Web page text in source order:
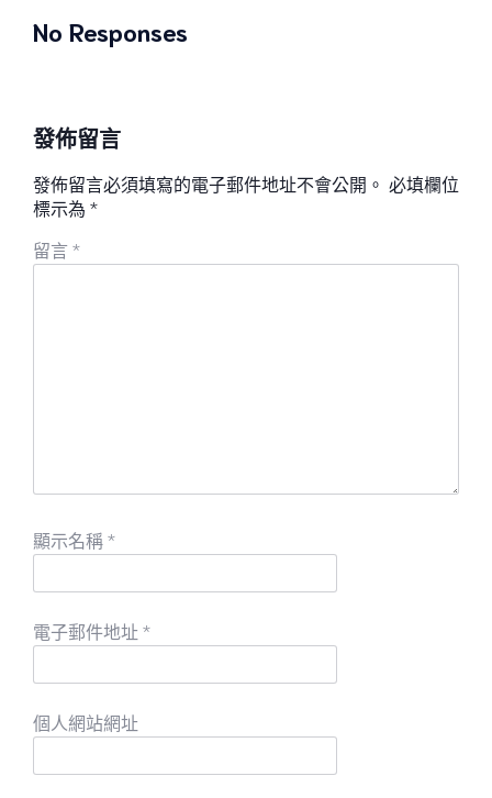
No Responses
發佈留言
發佈留言必須填寫的電子郵件地址不會公開。 必填欄位
標示為 *
留言 *
顯示名稱 *
電子郵件地址 *
個人網站網址